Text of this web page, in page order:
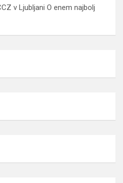
v Ljubljani O enem najbolj